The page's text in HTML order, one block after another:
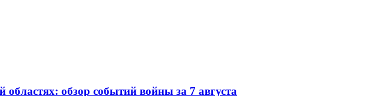
обзор событий войны за 7 августа